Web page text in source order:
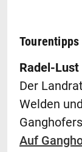
Tourentipps
Radel-Lust
Der
Welden
Auf